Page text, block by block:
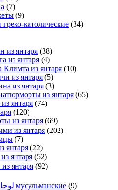
(7)
(9)
католические (34)
из янтаря (38)
из янтаря (4)
Климта из янтаря (10)
из янтаря (5)
из янтаря (3)
из янтаря (65)
янтаря (74)
(120)
из янтаря (69)
из янтаря (202)
(7)
янтаря (22)
янтаря (52)
янтаря (92)
لوحات فنيه بالكهرمان мусульманские (9)